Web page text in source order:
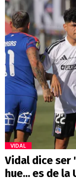
VIDAL
Vidal dice ser
hue... es de la